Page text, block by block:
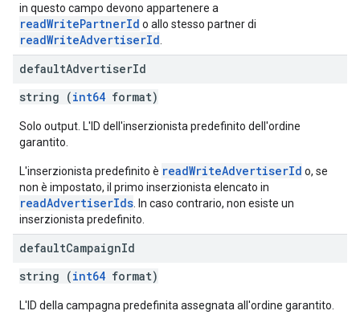
in questo campo devono appartenere a
readWritePartnerId o allo stesso partner di
readWriteAdvertiserId
defaultAdvertiserId
string (int64 format)
Solo output. L'ID dell'inserzionista predefinito dell'ordine
garantito.
L'inserzionista predefinito è readWriteAdvertiserId o, se
non è impostato, il primo inserzionista elencato in
readAdvertiserIds . In caso contrario, non esiste un
inserzionista predefinito.
defaultCampaignId
string (int64 format)
L'ID della campagna predefinita assegnata all'ordine garantito.